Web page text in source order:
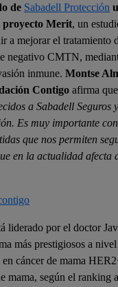
de Sabadell Protección
proyecto Merit, un
a mejorar el tratamiento
negativo CMTN,
inmune. Montse
Contigo afirma
a Sabadell Seguros
Es muy importante
que nos permiten
en la actualidad afecta
liderado por el doctor
más prestigiosos a
cáncer de mama
mama, según el ranking